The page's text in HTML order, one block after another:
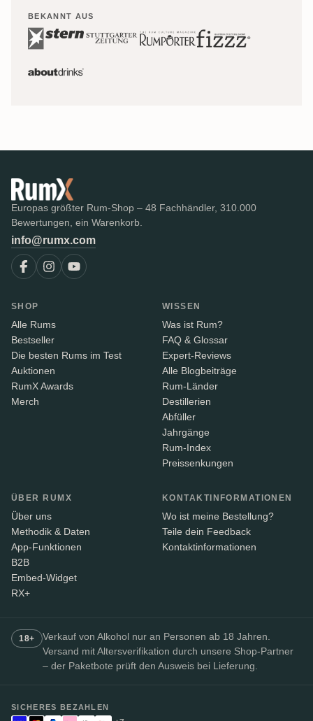
BEKANNT AUS
Europas größter Rum-Shop – 48 Fachhändler, 310.000
Bewertungen, ein Warenkorb.
info@rumx.com
SHOP
Alle Rums
Bestseller
Die besten Rums im Test
Auktionen
RumX Awards
Merch
WISSEN
Was ist Rum?
FAQ & Glossar
Expert-Reviews
Alle Blogbeiträge
Rum-Länder
Destillerien
Abfüller
Jahrgänge
Rum-Index
Preissenkungen
ÜBER RUMX
Über uns
Methodik & Daten
App-Funktionen
B2B
Embed-Widget
RX+
KONTAKTINFORMATIONEN
Wo ist meine Bestellung?
Teile dein Feedback
Kontaktinformationen
18+
Verkauf von Alkohol nur an Personen ab 18 Jahren.
Versand mit Altersverifikation durch unsere Shop-Partner
– der Paketbote prüft den Ausweis bei Lieferung.
SICHERES BEZAHLEN